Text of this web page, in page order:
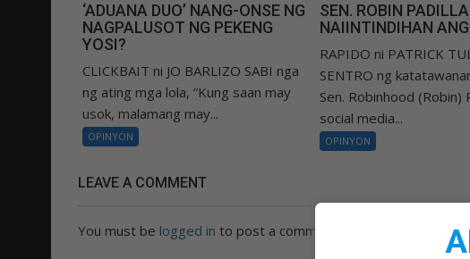
‘ADUANA DUO’ NANG-ONSE NG
NAGPALUSOT NG PEKENG
YOSI?
CLICKBAIT ni JO BARLIZO SABI nga
ng ating mga lola, “Kung saan may
usok, malamang may...
OPINYON
SEN. ROBIN
NAIINTINDIHAN
RAPIDO ni PATRICK
SENTRO ng
Sen. Robinhood (Robin)
social media...
OPINYON
LEAVE A COMMENT
You must be logged in to post a comment.